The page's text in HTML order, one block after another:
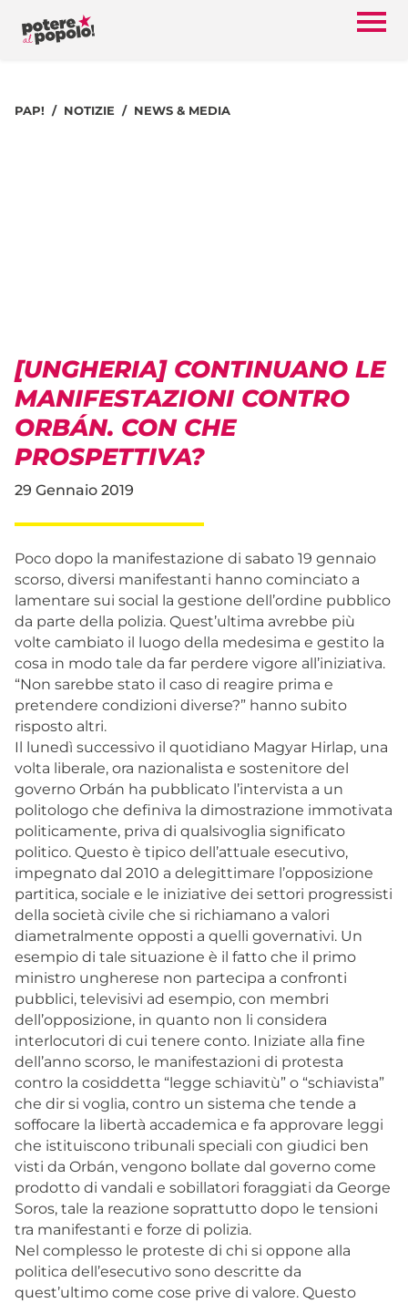
PAP! NOTIZIE NEWS & MEDIA
[UNGHERIA] CONTINUANO LE
MANIFESTAZIONI CONTRO
ORBÁN. CON CHE
PROSPETTIVA?
29 Gennaio 2019
Poco dopo la manifestazione di sabato 19 gennaio
scorso, diversi manifestanti hanno cominciato a
lamentare sui social la gestione dell’ordine pubblico
da parte della polizia. Quest’ultima avrebbe più
volte cambiato il luogo della medesima e gestito la
cosa in modo tale da far perdere vigore all’iniziativa.
“Non sarebbe stato il caso di reagire prima e
pretendere condizioni diverse?” hanno subito
risposto altri.
Il lunedì successivo il quotidiano Magyar Hirlap, una
volta liberale, ora nazionalista e sostenitore del
governo Orbán ha pubblicato l’intervista a un
politologo che definiva la dimostrazione immotivata
politicamente, priva di qualsivoglia significato
politico. Questo è tipico dell’attuale esecutivo,
impegnato dal 2010 a delegittimare l’opposizione
partitica, sociale e le iniziative dei settori progressisti
della società civile che si richiamano a valori
diametralmente opposti a quelli governativi. Un
esempio di tale situazione è il fatto che il primo
ministro ungherese non partecipa a confronti
pubblici, televisivi ad esempio, con membri
dell’opposizione, in quanto non li considera
interlocutori di cui tenere conto. Iniziate alla fine
dell’anno scorso, le manifestazioni di protesta
contro la cosiddetta “legge schiavitù” o “schiavista”
che dir si voglia, contro un sistema che tende a
soffocare la libertà accademica e fa approvare leggi
che istituiscono tribunali speciali con giudici ben
visti da Orbán, vengono bollate dal governo come
prodotto di vandali e sobillatori foraggiati da George
Soros, tale la reazione soprattutto dopo le tensioni
tra manifestanti e forze di polizia.
Nel complesso le proteste di chi si oppone alla
politica dell’esecutivo sono descritte da
quest’ultimo come cose prive di valore. Questo